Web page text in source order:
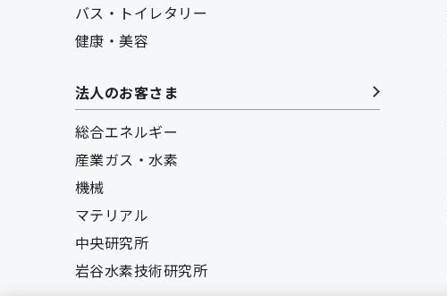
バス・トイレタリー
健康・美容
法人のお客さま
総合エネルギー
産業ガス・水素
機械
マテリアル
中央研究所
岩谷水素技術研究所